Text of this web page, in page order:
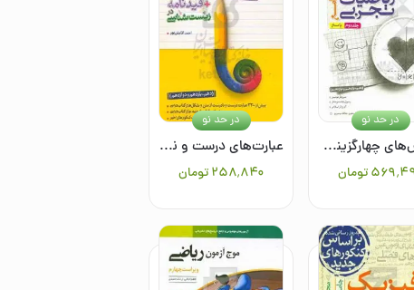
پرسش‌های چهارگزینه‌ای ریاضیات تجربی جامع- جلد دوم: پاسخ - (دهم، یازدهم، دوازدهم)
تومان
در حد نو
عبارت‌های درست و نادرست + قیدنامه در زیست‌شناسی (دهم، یازدهم و دوازدهم)
۲۵۸٬۸۴۰تومان
در حد نو